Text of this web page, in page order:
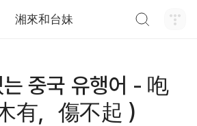
湘來和台妹
중국 유행어 - 咆
有，傷不起 ）